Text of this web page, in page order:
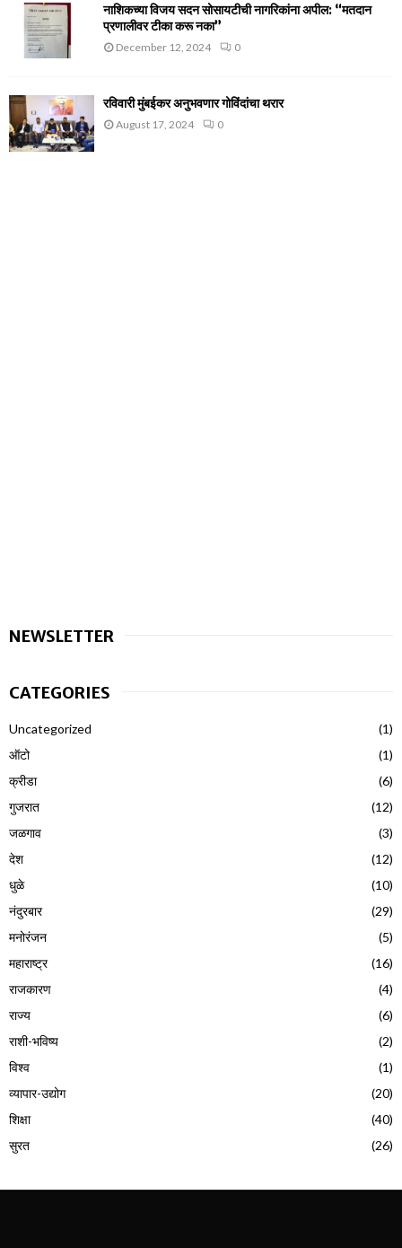
नाशिकच्या विजय सदन सोसायटीची नागरिकांना अपील: “मतदान
प्रणालीवर टीका करू नका”
December 12, 2024 0
रविवारी मुंबईकर अनुभवणार गोविंदांचा थरार
August 17, 2024 0
NEWSLETTER
CATEGORIES
Uncategorized
(1)
ऑटो
(1)
क्रीडा
(6)
गुजरात
(12)
जळगाव
(3)
देश
(12)
धुळे
(10)
नंदुरबार
(29)
मनोरंजन
(5)
महाराष्ट्र
(16)
राजकारण
(4)
राज्य
(6)
राशी-भविष्य
(2)
विश्व
(1)
व्यापार-उद्योग
(20)
शिक्षा
(40)
सुरत
(26)